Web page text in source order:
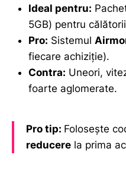
Ideal pentru:
5GB) pentru
Pro: Sistemul
fiecare achiziție).
Contra: Uneori,
foarte aglomerate.
Pro tip: Folosește
reducere la prima